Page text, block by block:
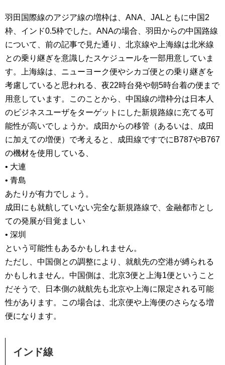
羽田国際線のアジア線の増枠は、ANA、JALともに中国2
枠、インド0.5枠でした。ANAの場合、羽田からの中国路線
について、前の記事で見た通り、北京線や上海線は北米線
との乗り継ぎを意識したスケジュールを一部用意していま
す。上海線は、ニューヨーク便やシカゴ便との乗り継ぎを
考慮していると思われる、夜22時台発や朝5時台着の便まで
用意しています。このことから、中国線の増枠分は日本人
のビジネスユーザをターゲットにした新規路線に充てる可
能性が高いでしょうか。成田からの移管（あるいは、成田
に加えての増便）で考えると、成田線ですでにB787やB767
の機材を使用している、
• 大連
• 青島
あたりが有力でしょう。
成田にも就航していない完全な新規路線で、金融都市とし
ての発展が目覚ましい
• 深圳
という可能性もあるかもしれません。
ただし、中国側との調整により、就航先の空港が縛られる
かもしれません。中国側は、北京3便と上海1便ということ
だそうで、日本側の就航先も北京や上海に限定される可能
性があります。この場合は、北京便や上海便のさらなる増
便になります。
インド線